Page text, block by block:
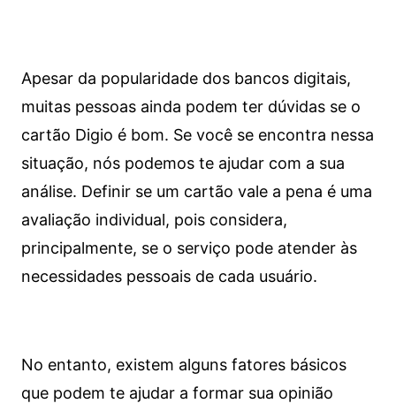
Apesar da popularidade dos bancos digitais,
muitas pessoas ainda podem ter dúvidas se o
cartão Digio é bom. Se você se encontra nessa
situação, nós podemos te ajudar com a sua
análise. Definir se um cartão vale a pena é uma
avaliação individual, pois considera,
principalmente, se o serviço pode atender às
necessidades pessoais de cada usuário.
No entanto, existem alguns fatores básicos
que podem te ajudar a formar sua opinião